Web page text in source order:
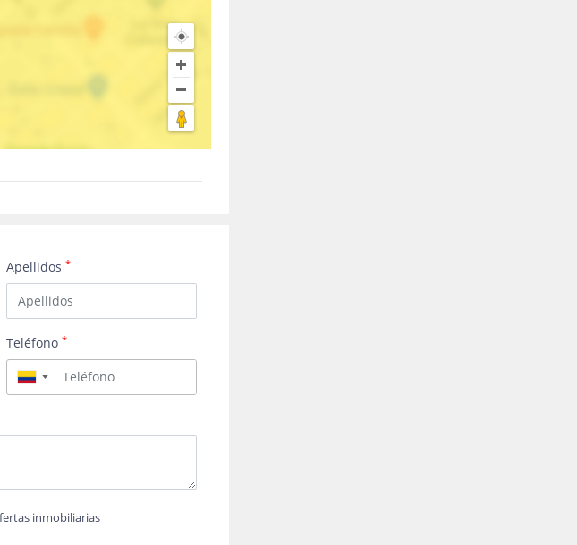
Apellidos*
Teléfono*
▼
inmobiliarias